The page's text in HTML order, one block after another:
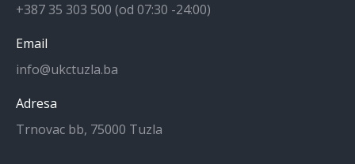
+387 35 303 500 (od 07:30 -24:00)
Email
info@ukctuzla.ba
Adresa
Trnovac bb, 75000 Tuzla